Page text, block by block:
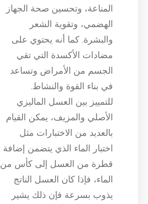
المناعة، وتحسين صحة الجهاز
الهضمي، وتقوية الشعر
والبشرة. كما أنه يحتوي على
مضادات الأكسدة التي تقي
الجسم من الأمراض وتساعد
في بناء القوة والنشاط.
للتمييز بين العسل الماليزي
الأصلي والمزيف، يمكن القيام
بالعديد من الاختبارات مثل
اختبار الماء الذي يتضمن إضافة
قطرة من العسل إلى كأس من
الماء، فإذا كان العسل الناتج
يذوب بسرعة فإن ذلك يشير